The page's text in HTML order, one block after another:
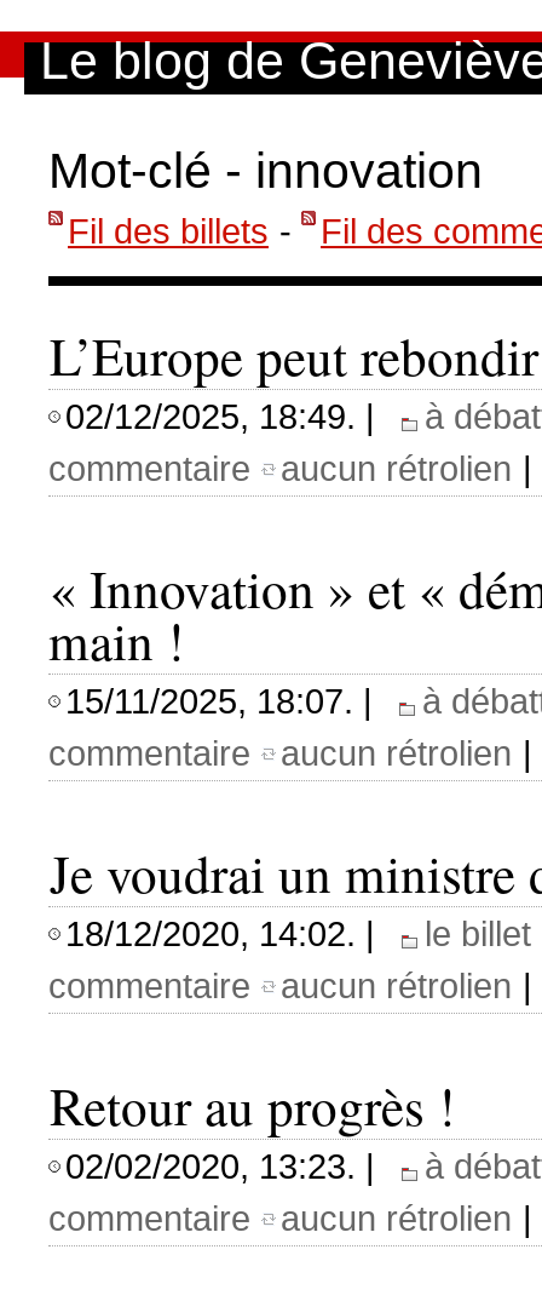
Le blog de
Mot-clé - innovation
Fil des billets - Fil des
L’Europe peut
02/12/2025, 18:49. |
à
commentaire
aucun rétrolien |
« Innovation » et «
main !
15/11/2025, 18:07. |
à
commentaire
aucun rétrolien |
Je voudrai un ministre
18/12/2020, 14:02. |
le
commentaire
aucun rétrolien |
Retour au progrès !
02/02/2020, 13:23. |
à
commentaire
aucun rétrolien |